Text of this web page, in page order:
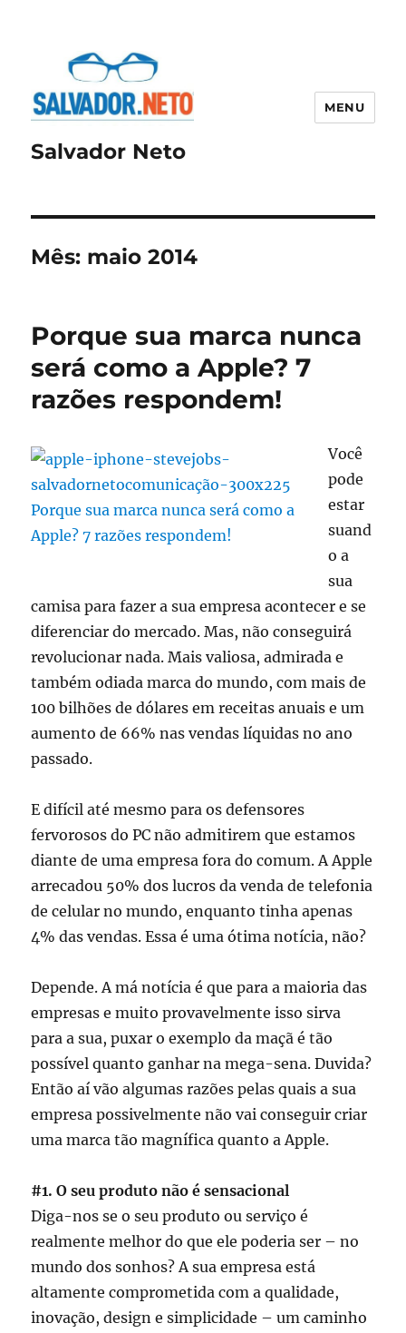
Salvador Neto
MENU
Mês: maio 2014
Porque sua marca nunca
será como a Apple? 7
razões respondem!
Você
pode
estar
suand
o a
sua
camisa para fazer a sua empresa acontecer e se
diferenciar do mercado. Mas, não conseguirá
revolucionar nada. Mais valiosa, admirada e
também odiada marca do mundo, com mais de
100 bilhões de dólares em receitas anuais e um
aumento de 66% nas vendas líquidas no ano
passado.
E difícil até mesmo para os defensores
fervorosos do PC não admitirem que estamos
diante de uma empresa fora do comum. A Apple
arrecadou 50% dos lucros da venda de telefonia
de celular no mundo, enquanto tinha apenas
4% das vendas. Essa é uma ótima notícia, não?
Depende. A má notícia é que para a maioria das
empresas e muito provavelmente isso sirva
para a sua, puxar o exemplo da maçã é tão
possível quanto ganhar na mega-sena. Duvida?
Então aí vão algumas razões pelas quais a sua
empresa possivelmente não vai conseguir criar
uma marca tão magnífica quanto a Apple.
#1. O seu produto não é sensacional
Diga-nos se o seu produto ou serviço é
realmente melhor do que ele poderia ser – no
mundo dos sonhos? A sua empresa está
altamente comprometida com a qualidade,
inovação, design e simplicidade – um caminho